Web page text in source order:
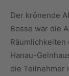
Der krönende
Bosse war die
Hanau-
die Teilnehmer